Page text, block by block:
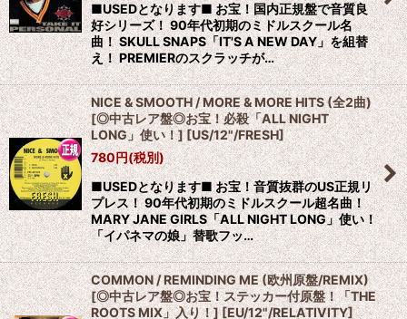
■USEDとなります■ お宝！国内正規盤で音質良
好シリーズ！ 90年代初期のミドルスクール名
曲！ SKULL SNAPS「IT'S A NEW DAY」を組替
え！ PREMIERのスクラッチが…
NICE & SMOOTH / MORE & MORE HITS (全2曲)
[◎中古レア盤◎お宝！必殺「ALL NIGHT
LONG」使い！][US/12"/FRESH]
780円(税別)
■USEDとなります■ お宝！音質抜群のUS正規リ
プレス！ 90年代初期のミドルスクール超名曲！
MARY JANE GIRLS「ALL NIGHT LONG」使い！
「イパネマの娘」替歌フッ…
COMMON / REMINDING ME (欧州原盤/REMIX)
[◎中古レア盤◎お宝！ステッカー付原盤！「THE
ROOTS MIX」入り！] [EU/12"/RELATIVITY]